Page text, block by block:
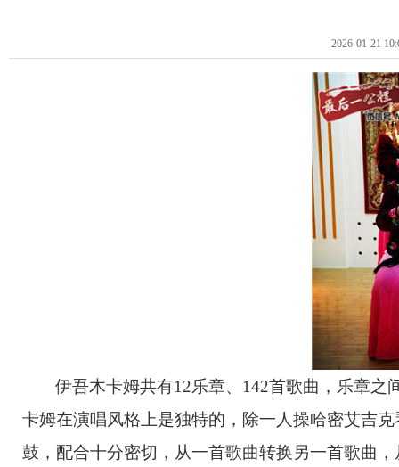
2026-01-21
伊吾木卡姆共有12乐章、142首歌曲，乐章
卡姆在演唱风格上是独特的，除一人操哈密艾吉
鼓，配合十分密切，从一首歌曲转换另一首歌曲